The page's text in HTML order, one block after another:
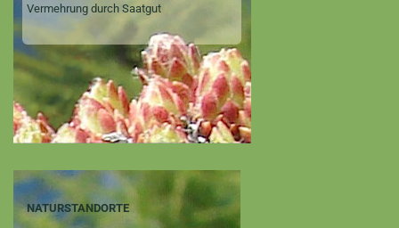
Vermehrung durch Saatgut
NATURSTANDORTE